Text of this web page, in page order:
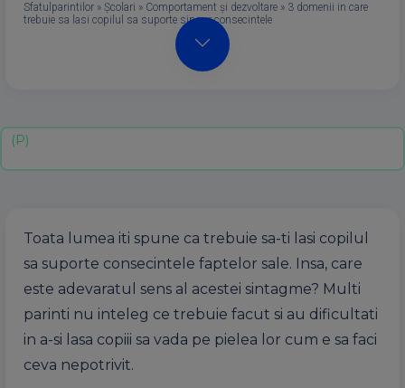
Sfatulparintilor » Școlari » Comportament și dezvoltare » 3 domenii in care
trebuie sa lasi copilul sa suporte singur consecintele
Toata lumea iti spune ca trebuie sa-ti lasi copilul
sa suporte consecintele faptelor sale. Insa, care
este adevaratul sens al acestei sintagme? Multi
parinti nu inteleg ce trebuie facut si au dificultati
in a-si lasa copiii sa vada pe pielea lor cum e sa faci
ceva nepotrivit.